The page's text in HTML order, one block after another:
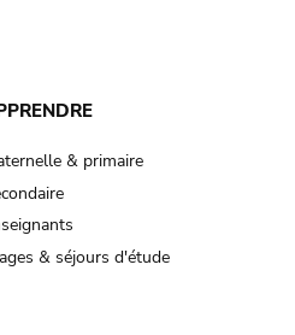
& primaire
& séjours d'étude